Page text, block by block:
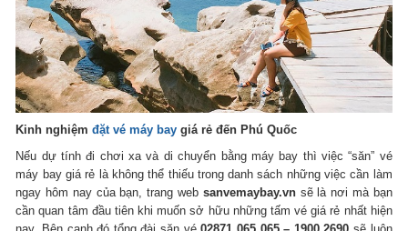
Kinh nghiệmđặt vé máy bay giá rẻ đến Phú Quốc
Nếu dự tính đi chơi xa và di chuyển bằng máy bay thì việc “săn” vé
máy bay giá rẻ là không thể thiếu trong danh sách những việc cần làm
ngay hôm nay của bạn, trang web sanvemaybay.vnsẽ là nơi mà bạn
cần quan tâm đầu tiên khi muốn sở hữu những tấm vé giá rẻ nhất hiện